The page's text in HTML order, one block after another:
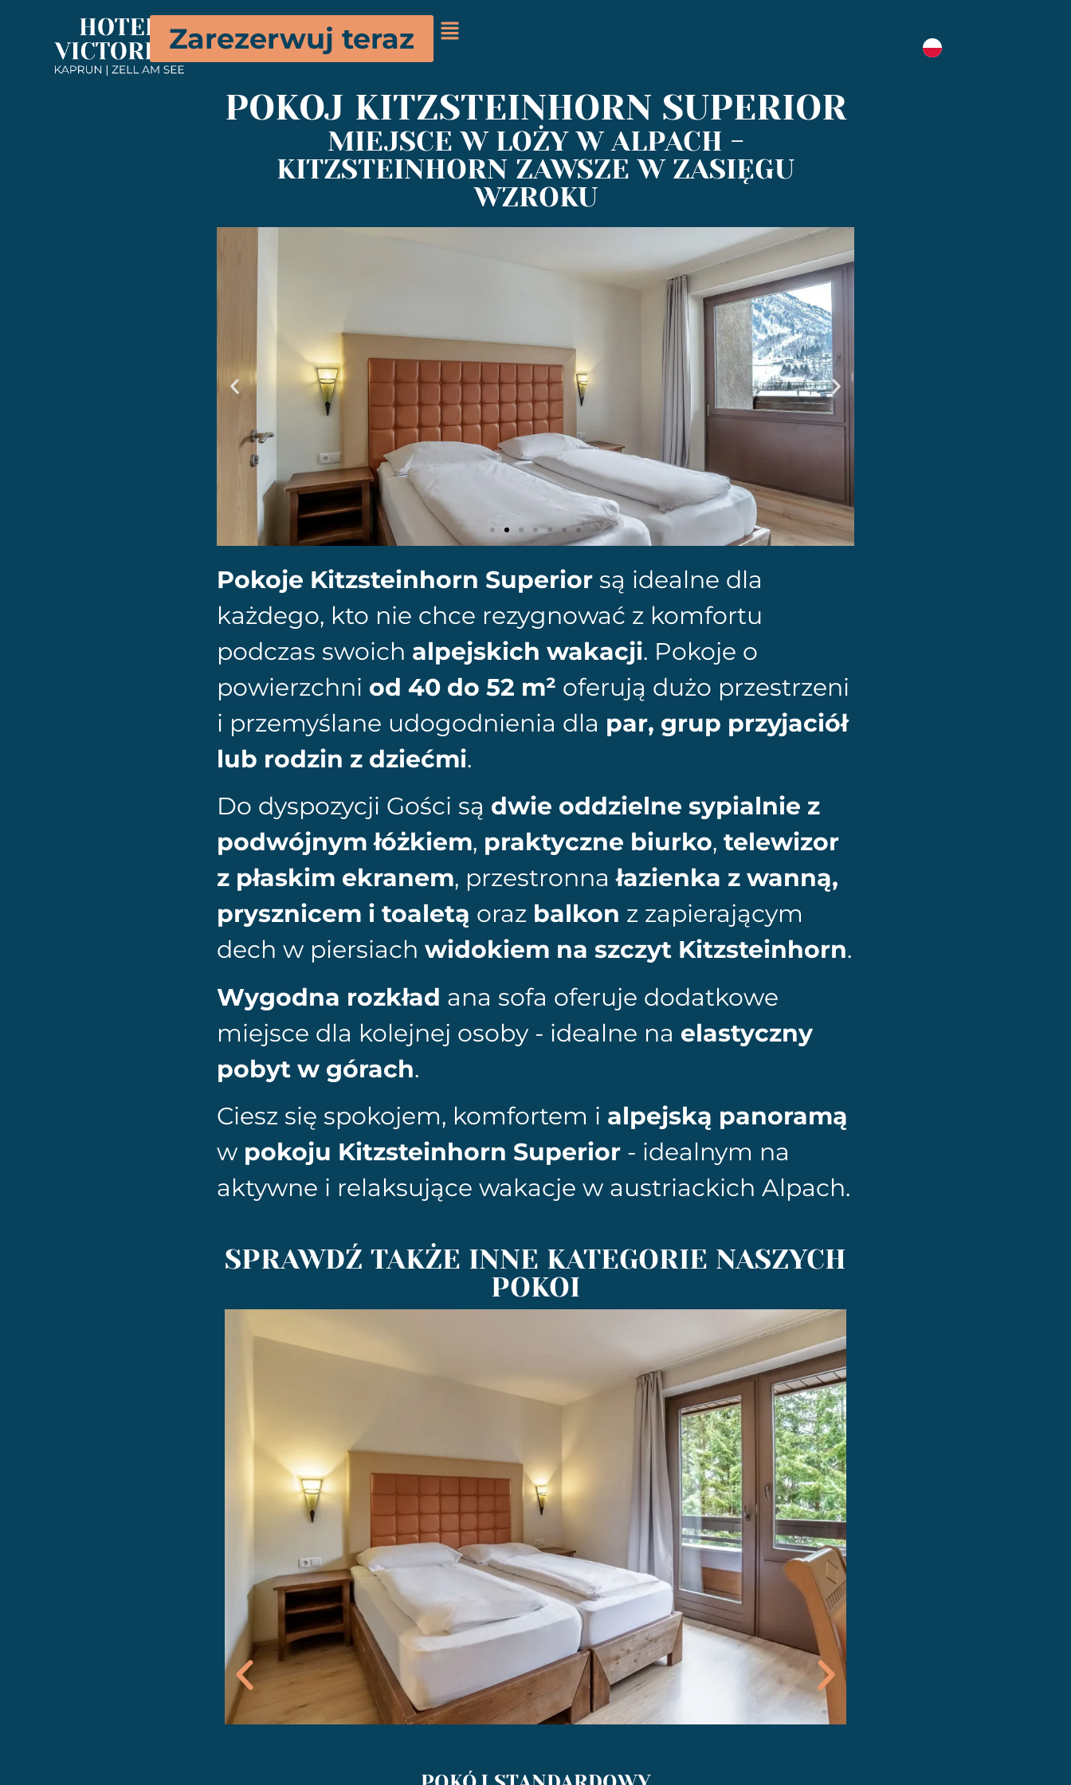
Zarezerwuj teraz
POKÓJ KITZSTEINHORN SUPERIOR
MIEJSCE W LOŻY W ALPACH -
KITZSTEINHORN ZAWSZE W ZASIĘGU
WZROKU
Pokoje Kitzsteinhorn Superior są idealne dla
każdego, kto nie chce rezygnować z komfortu
podczas swoich alpejskich wakacji. Pokoje o
powierzchni od 40 do 52 m² oferują dużo przestrzeni
i przemyślane udogodnienia dla par, grup przyjaciół
lub rodzin z dziećmi.
Do dyspozycji Gości są dwie oddzielne sypialnie z
podwójnym łóżkiem, praktyczne biurko, telewizor
z płaskim ekranem, przestronnałazienka z wanną,
prysznicem i toaletą oraz balkon z zapierającym
dech w piersiach widokiem na szczyt Kitzsteinhorn.
Wygodna rozkład ana sofa oferuje dodatkowe
miejsce dla kolejnej osoby - idealne na elastyczny
pobyt w górach.
Ciesz się spokojem, komfortem i alpejską panoramą
w pokoju Kitzsteinhorn Superior - idealnym na
aktywne i relaksujące wakacje w austriackich Alpach.
SPRAWDŹ TAKŻE INNE KATEGORIE NASZYCH
POKOI